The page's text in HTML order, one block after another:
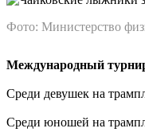
Фото: Министерство
Международный
Среди девушек на
Среди юношей на